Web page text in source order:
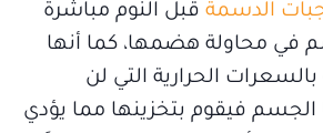
الدسمة قبل النوم مباشرةً
في محاولة هضمها، كما أنها
الحرارية التي لن
فيقوم بتخزينها مما يؤدي